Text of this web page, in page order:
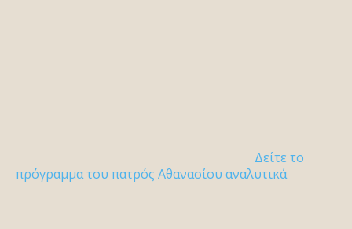
Δείτε το
πρόγραμμα του πατρός Αθανασίου αναλυτικά